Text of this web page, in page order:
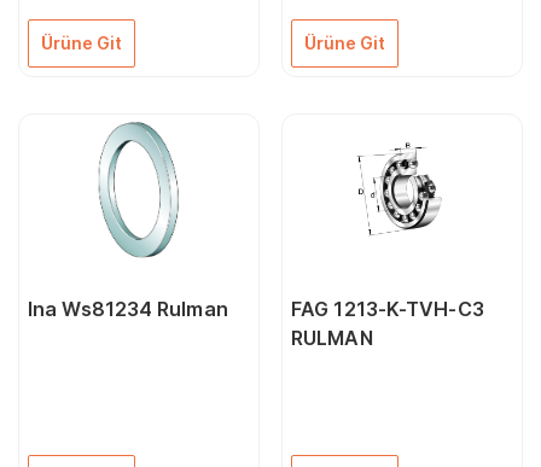
Ürüne Git Ürüne Git
Ina Ws81234 Rulman
FAG 1213-K-TVH-C3
RULMAN